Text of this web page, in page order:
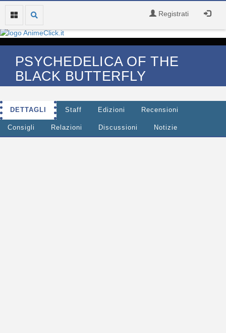
Registrati
PSYCHEDELICA OF THE
BLACK BUTTERFLY
DETTAGLI Staff Edizioni Recensioni
Consigli Relazioni Discussioni Notizie